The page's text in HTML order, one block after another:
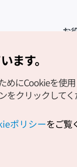
お
観
デ
Odii
ます。
にCookieを使用
クリックしてく
ポリシーをご覧